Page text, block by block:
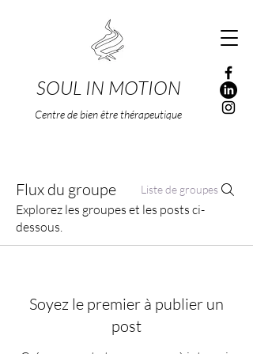
SOUL IN MOTION
Centre de bien être thérapeutique
Flux du groupe Liste de groupes
Explorez les groupes et les posts ci-
dessous.
Soyez le premier à publier un
post